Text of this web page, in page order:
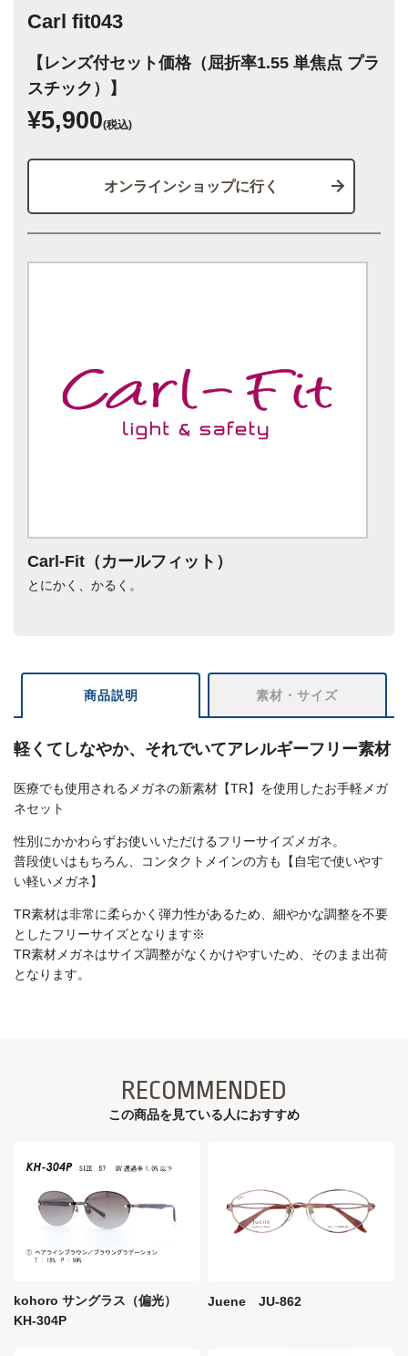
Carl fit043
【レンズ付セット価格（屈折率1.55 単焦点 プラ
スチック）】
¥5,900(税込)
オンラインショップに行く
Carl-Fit（カールフィット）
とにかく、かるく。
商品説明 素材・サイズ
軽くてしなやか、それでいてアレルギーフリー素材
医療でも使用されるメガネの新素材【TR】を使用したお手軽メガ
ネセット
性別にかかわらずお使いいただけるフリーサイズメガネ。
普段使いはもちろん、コンタクトメインの方も【自宅で使いやす
い軽いメガネ】
TR素材は非常に柔らかく弾力性があるため、細やかな調整を不要
としたフリーサイズとなります※
TR素材メガネはサイズ調整がなくかけやすいため、そのまま出荷
となります。
RECOMMENDED
この商品を見ている⼈におすすめ
kohoro サングラス（偏光）
KH-304P
Juene JU-862